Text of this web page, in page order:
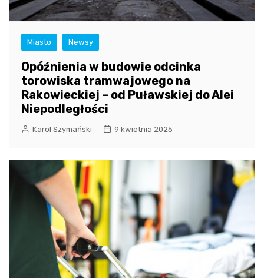
Miasto Newsy
Opóźnienia w budowie odcinka
torowiska tramwajowego na
Rakowieckiej – od Puławskiej do Alei
Niepodległości
Karol Szymański 9 kwietnia 2025